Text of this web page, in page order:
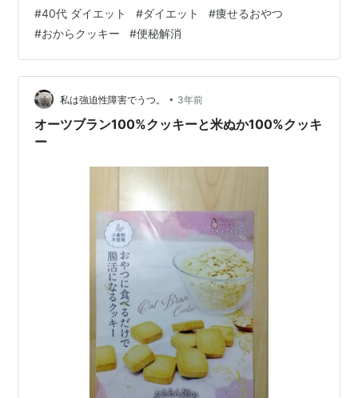
りを良くすることが大切だと感じています。 おからクッ
キーを試してみました 夕食後につい口寂しくなってしま
い（特に生理前）アイスクリームやらクッキーやら日替
わりで色々食べてしまい反省。 １日１個のクッキーでも
１年間食べ続けたら３６５個！ 恐ろしい・・・ そこで見
つけたのが「おからクッキ…
#40代 ダイエット #ダイエット #痩せるおやつ
#おからクッキー #便秘解消
私は強迫性障害でうつ。 • 3年前
オーツブラン100%クッキーと米ぬか100%クッキ
ー